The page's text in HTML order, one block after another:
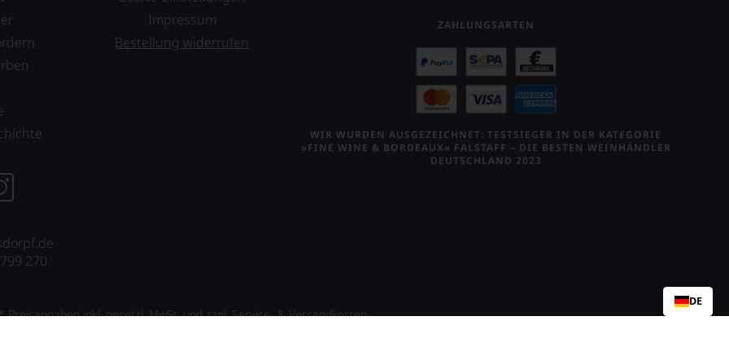
270
Impressum
Bestellung widerrufen
ZAHLUNGSARTEN
WIR WURDEN AUSGEZEICHNET: TESTSIEGER IN DER KATEGORIE
»FINE WINE & BORDEAUX« FALSTAFF – DIE BESTEN WEINHÄNDLER
DEUTSCHLAND 2023
Preisangaben inkl. gesetzl. MwSt. und zzgl. Service- & Versandkosten
DE